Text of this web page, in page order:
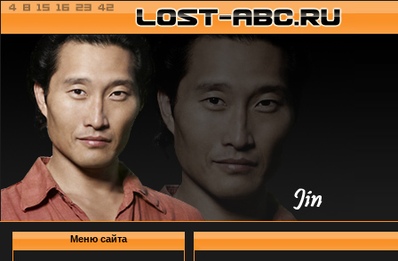
Меню сайта